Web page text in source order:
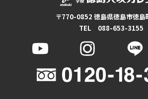
〒770-0852 徳島県徳島市徳
TEL 088-653-3155